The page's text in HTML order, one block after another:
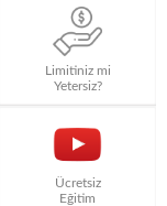
Limitiniz mi
Yetersiz?
Ücretsiz
Eğitim